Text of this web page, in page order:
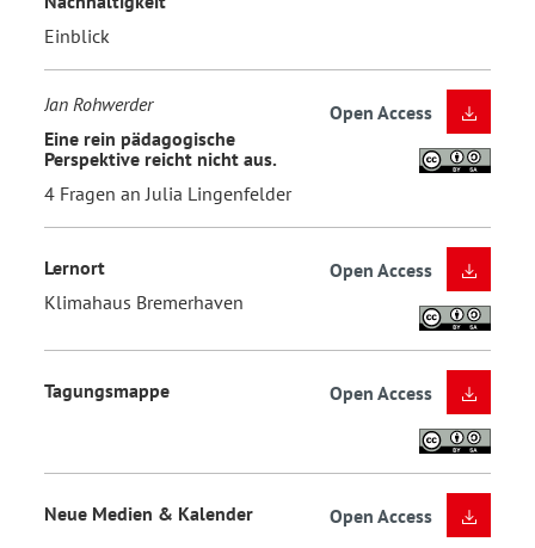
Einblick
Jan Rohwerder
Eine rein pädagogische
Perspektive reicht nicht aus.
4 Fragen an Julia Lingenfelder
Open Access
Lernort
Klimahaus Bremerhaven
Open Access
Tagungsmappe Open Access
Neue Medien & Kalender Open Access